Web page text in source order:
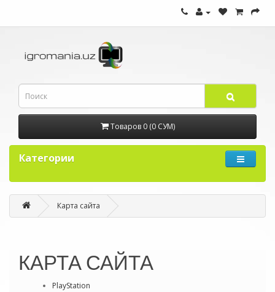
Товаров 0 (0 СУМ)
Категории
Карта сайта
КАРТА САЙТА
PlayStation